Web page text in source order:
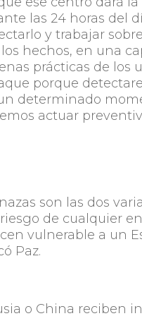
las 24 horas del
y trabajar
hechos, en una
prácticas de los
porque
determinado
actuar
son las dos
de cualquier
vulnerable a un
Paz.
o China reciben